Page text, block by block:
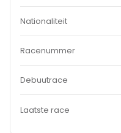
Nationaliteit
Racenummer
Debuutrace
Laatste race